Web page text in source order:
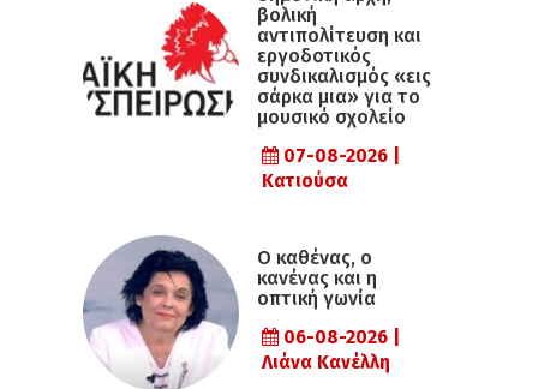
βολική
αντιπολίτευση και
εργοδοτικός
συνδικαλισμός «εις
σάρκα μια» για το
μουσικό σχολείο
07-08-2026 |
Κατιούσα
Ο καθένας, ο
κανένας και η
οπτική γωνία
06-08-2026 |
Λιάνα Κανέλλη